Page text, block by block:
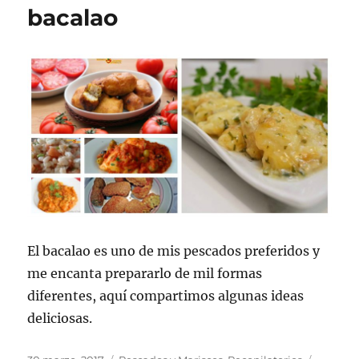
bacalao
El bacalao es uno de mis pescados preferidos y
me encanta prepararlo de mil formas
diferentes, aquí compartimos algunas ideas
deliciosas.